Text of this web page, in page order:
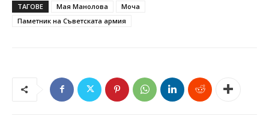
ТАГОВЕ Мая Манолова
Моча
Паметник на Съветската армия